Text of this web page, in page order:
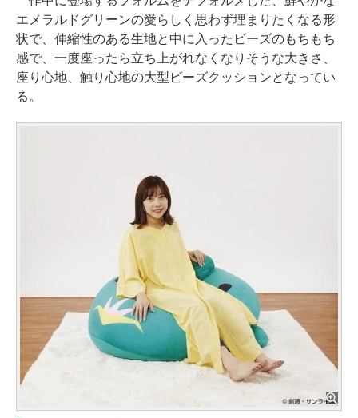
エメラルドグリーンの愛らしく思わず埋まりたくなる形
状で、伸縮性のある生地と中に入ったビーズのもちもち
感で、一度座ったら立ち上がれなくなりそうな大きさ、
座り心地、触り心地の大型ビーズクッションとなってい
る。